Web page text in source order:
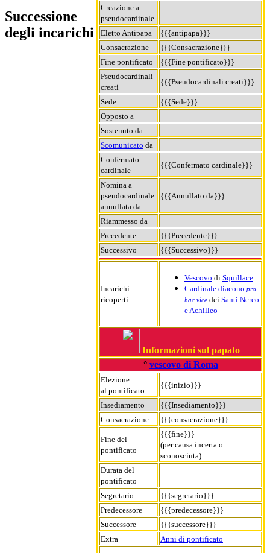
Creazione a
pseudocardinale
Eletto Antipapa
{{{antipapa}}}
Consacrazione
{{{Consacrazione}}}
Fine pontificato
{{{Fine pontificato}}}
Pseudocardinali
creati
{{{Pseudocardinali creati}}}
Sede
{{{Sede}}}
Opposto a
Sostenuto da
Scomunicato da
Confermato
cardinale
{{{Confermato cardinale}}}
Nomina a
pseudocardinale
annullata da
{{{Annullato da}}}
Riammesso da
Precedente
{{{Precedente}}}
Successivo
{{{Successivo}}}
Incarichi
ricoperti
Vescovo di Squillace
Cardinale diacono pro
hac vice dei Santi Nereo
e Achilleo
Informazioni sul papato
° vescovo di Roma
Elezione
al pontificato
{{{inizio}}}
Insediamento
{{{Insediamento}}}
Consacrazione
{{{consacrazione}}}
Fine del
pontificato
{{{fine}}}
(per causa incerta o
sconosciuta)
Durata del
pontificato
Segretario
{{{segretario}}}
Predecessore
{{{predecessore}}}
Successore
{{{successore}}}
Extra
Anni di pontificato
Successione
degli incarichi